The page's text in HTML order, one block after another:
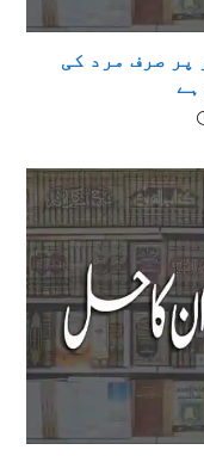
پر صرف مرد کی